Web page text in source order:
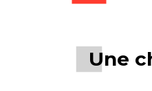
Une